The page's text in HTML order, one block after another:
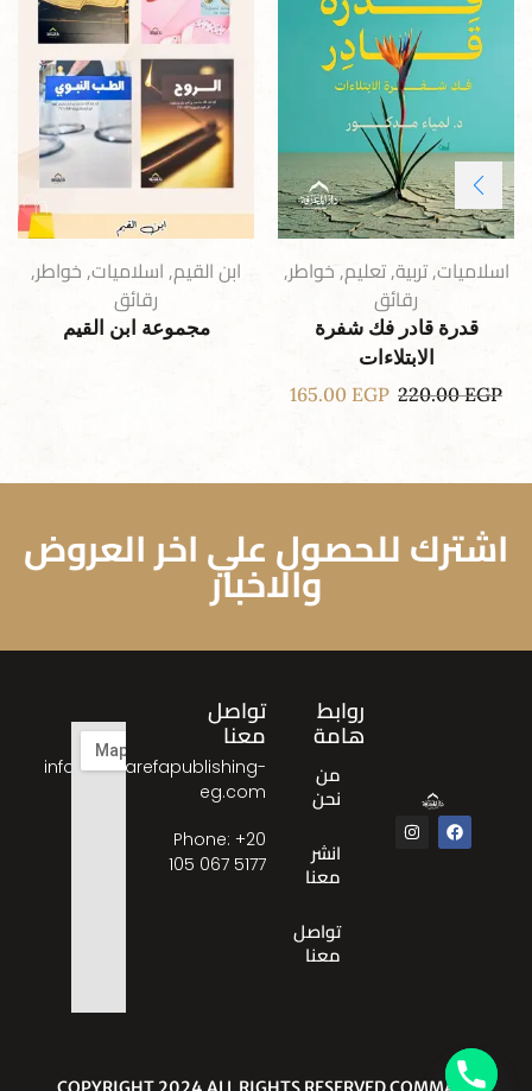
اسلاميات,تربية,تعليم,خواطر,
رقائق
قدرة قادر فك شفرة
الابتلاءات
220.00EGP
165.00 EGP
ابن القيم,اسلاميات,خواطر,
رقائق
مجموعة ابن القيم
اشترك للحصول علي اخر العروض
والاخبار
روابط
هامة
من
نحن
انشر
معنا
تواصل
معنا
تواصل
معنا
info@almarefapublishing-
eg.com
Phone: ‎+20
105 067 5177